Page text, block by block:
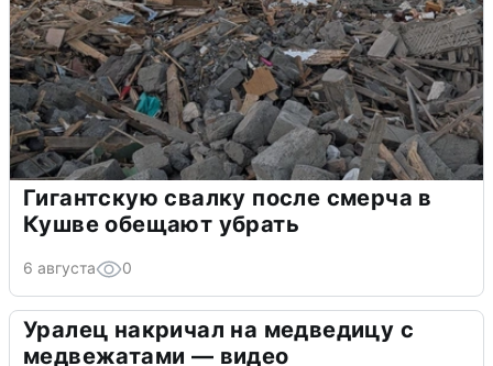
Гигантскую свалку после смерча в
Кушве обещают убрать
6 августа 0
Уралец накричал на медведицу с
медвежатами — видео